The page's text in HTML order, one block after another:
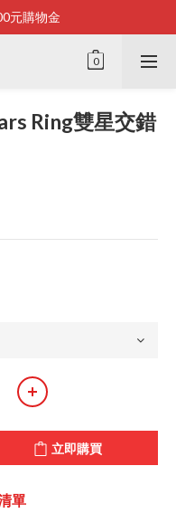
元購物金
運
Ring雙星交錯
立即購買
單